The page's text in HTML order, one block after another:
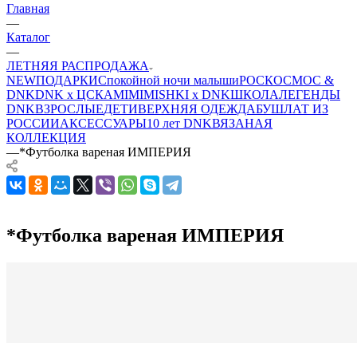
Главная
—
Каталог
—
ЛЕТНЯЯ РАСПРОДАЖА
NEWПОДАРКИСпокойной ночи малышиРОСКОСМОС &
DNKDNK x ЦСКАMIMIMISHKI x DNKШКОЛАЛЕГЕНДЫ
DNKВЗРОСЛЫЕДЕТИВЕРХНЯЯ ОДЕЖДАБУШЛАТ ИЗ
РОССИИАКСЕССУАРЫ10 лет DNKВЯЗАНАЯ
КОЛЛЕКЦИЯ
—*Футболка вареная ИМПЕРИЯ
*Футболка вареная ИМПЕРИЯ